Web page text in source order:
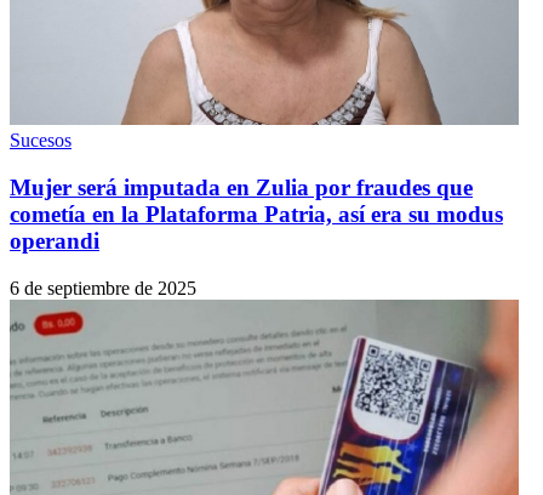
Sucesos
Mujer será imputada en Zulia por fraudes que
cometía en la Plataforma Patria, así era su modus
operandi
6 de septiembre de 2025